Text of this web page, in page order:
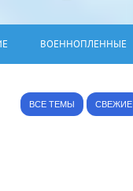
ВОЕННОПЛЕННЫЕ
ВСЕ ТЕМЫ СВЕЖИЕ